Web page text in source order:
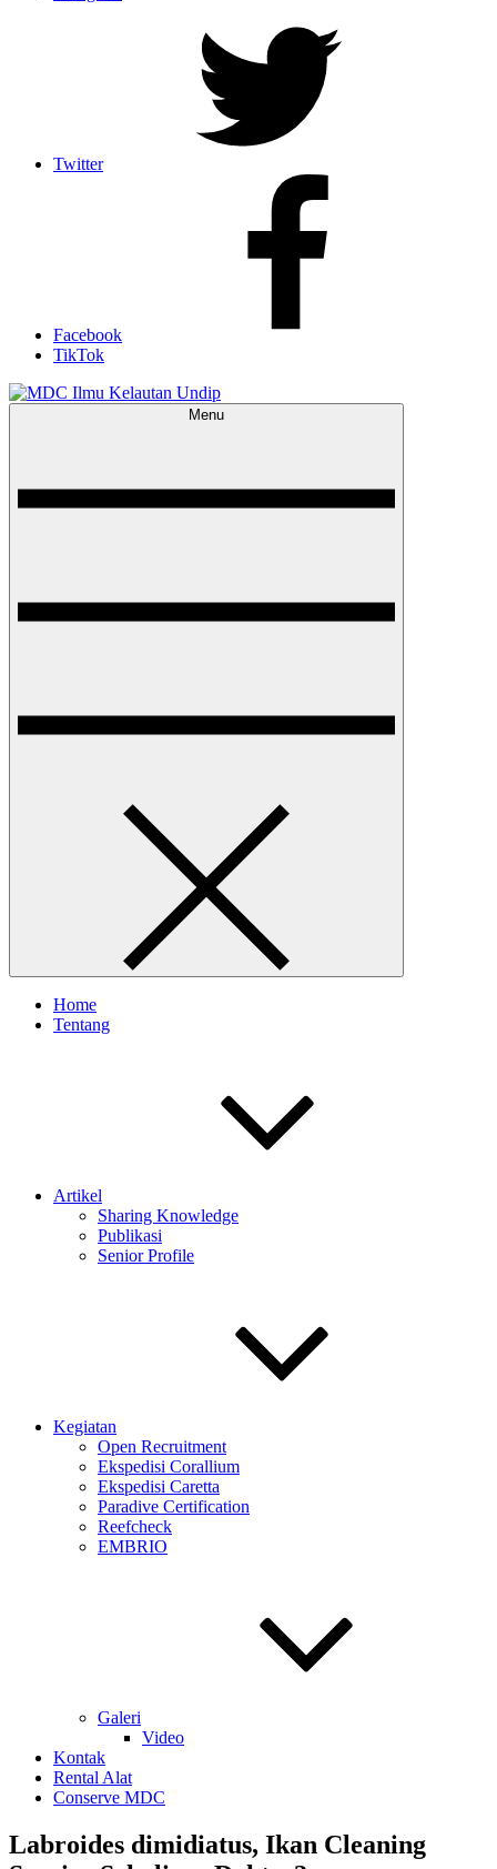
Twitter
Facebook
TikTok
Menu
Home
Tentang
Artikel
Sharing Knowledge
Publikasi
Senior Profile
Kegiatan
Open Recruitment
Ekspedisi Corallium
Ekspedisi Caretta
Paradive Certification
Reefcheck
EMBRIO
Galeri
Video
Kontak
Rental Alat
Conserve MDC
Labroides dimidiatus, Ikan Cleaning